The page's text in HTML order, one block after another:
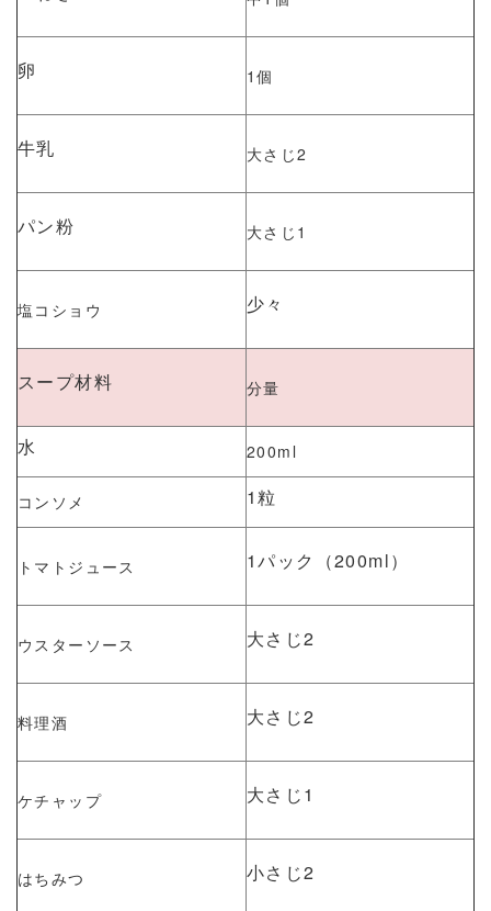
卵 1個
牛乳 大さじ2
パン粉 大さじ1
塩コショウ 少々
スープ材料 分量
水 200ml
コンソメ 1粒
トマトジュース 1パック（200ml）
ウスターソース 大さじ2
料理酒 大さじ2
ケチャップ 大さじ1
はちみつ 小さじ2